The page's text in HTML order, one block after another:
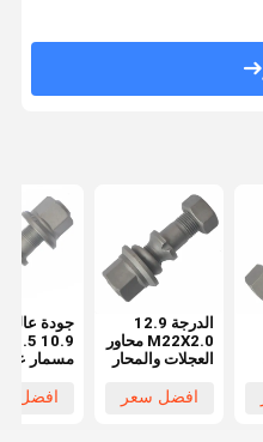
الدرجة 12.9
M22X2.0 محاور
العجلات والمحار
OEM0329613170
افضل سعر
جودة
مسمار
OEM
افضل